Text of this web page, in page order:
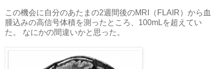
この機会に自分のあたまの2週間後のMRI（FLAIR）から血
腫込みの高信号体積を測ったところ、100mLを超えてい
た。 なにかの間違いかと思った。